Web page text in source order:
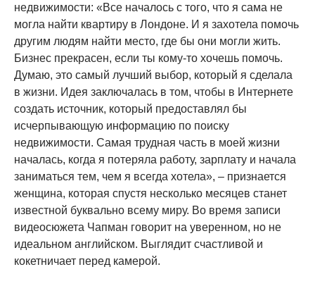
недвижимости: «Все началось с того, что я сама не
могла найти квартиру в Лондоне. И я захотела помочь
другим людям найти место, где бы они могли жить.
Бизнес прекрасен, если ты кому-то хочешь помочь.
Думаю, это самый лучший выбор, который я сделала
в жизни. Идея заключалась в том, чтобы в Интернете
создать источник, который предоставлял бы
исчерпывающую информацию по поиску
недвижимости. Самая трудная часть в моей жизни
началась, когда я потеряла работу, зарплату и начала
заниматься тем, чем я всегда хотела», – признается
женщина, которая спустя несколько месяцев станет
известной буквально всему миру. Во время записи
видеосюжета Чапман говорит на уверенном, но не
идеальном английском. Выглядит счастливой и
кокетничает перед камерой.